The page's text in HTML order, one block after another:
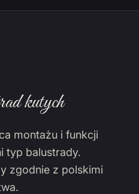
kutych
montażu i funkcji
typ balustrady.
zgodnie z polskimi